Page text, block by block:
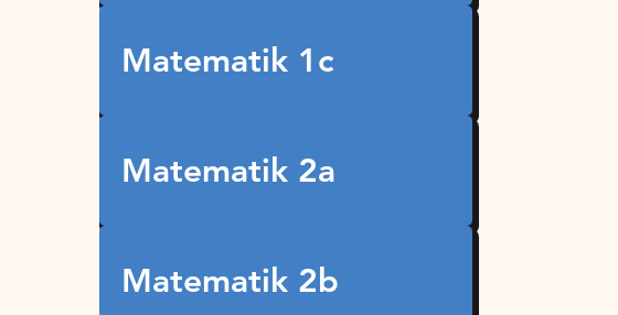
Matematik 1c
Matematik 2a
Matematik 2b